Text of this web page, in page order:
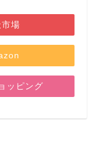
場
ッピング